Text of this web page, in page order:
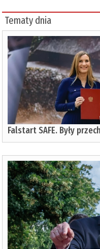
Tematy dnia
Falstart SAFE. Były